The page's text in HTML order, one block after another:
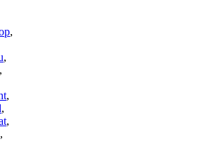
,
,
,
,
,
,
,